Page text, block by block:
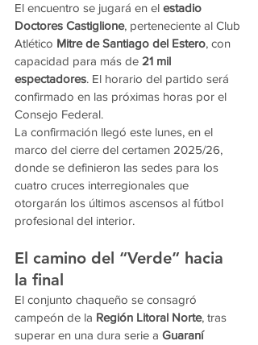
El encuentro se jugará en el estadio
Doctores Castiglione, perteneciente al Club
Atlético Mitre de Santiago del Estero, con
capacidad para más de 21 mil
espectadores. El horario del partido será
confirmado en las próximas horas por el
Consejo Federal.
La confirmación llegó este lunes, en el
marco del cierre del certamen 2025/26,
donde se definieron las sedes para los
cuatro cruces interregionales que
otorgarán los últimos ascensos al fútbol
profesional del interior.
El camino del “Verde” hacia
la final
El conjunto chaqueño se consagró
campeón de la Región Litoral Norte, tras
superar en una dura serie a Guaraní